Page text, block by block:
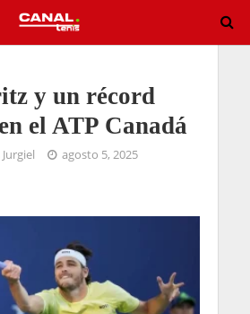
y un récord
el ATP Canadá
agosto 5, 2025